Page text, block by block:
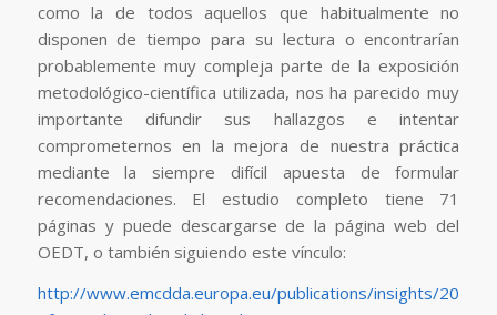
como la de todos aquellos que habitualmente no
disponen de tiempo para su lectura o encontrarían
probablemente muy compleja parte de la exposición
metodológico-científica utilizada, nos ha parecido muy
importante difundir sus hallazgos e intentar
comprometernos en la mejora de nuestra práctica
mediante la siempre difícil apuesta de formular
recomendaciones. El estudio completo tiene 71
páginas y puede descargarse de la página web del
OEDT, o también siguiendo este vínculo:
http://www.emcdda.europa.eu/publications/insights/2015/